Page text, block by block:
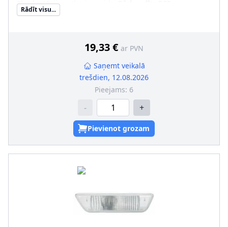
Ekspluatācijas atļaujas veids
Apgaismošanas ierīces funkcija
Rādīt visu...
19,33 € ar PVN
Saņemt veikalā
trešdien, 12.08.2026
Pieejams: 6
- +
Pievienot grozam